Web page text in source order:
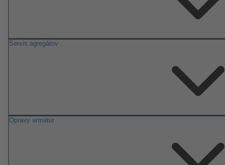
Servis agregátov
Opravy armatúr